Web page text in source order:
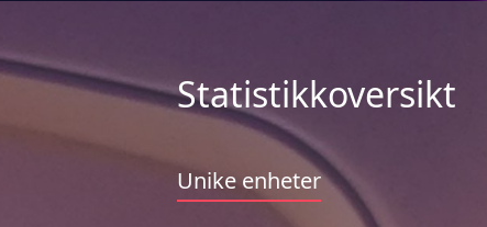
Statistikkoversikt
Unike enheter